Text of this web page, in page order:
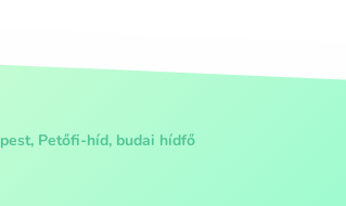
Petőfi-híd, budai hídfő